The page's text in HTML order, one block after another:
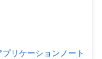
リケーションノート